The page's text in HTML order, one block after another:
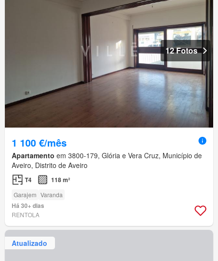
12 Fotos
1 100 €/mês
Apartamento em 3800-179, Glória e Vera Cruz, Município de
Aveiro, Distrito de Aveiro
T4 118 m²
Garajem Varanda
Há 30+ dias
RENTOLA
Atualizado